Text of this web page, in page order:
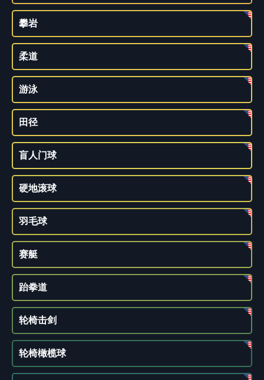
攀岩
柔道
游泳
田径
盲人门球
硬地滚球
羽毛球
赛艇
跆拳道
轮椅击剑
轮椅橄榄球